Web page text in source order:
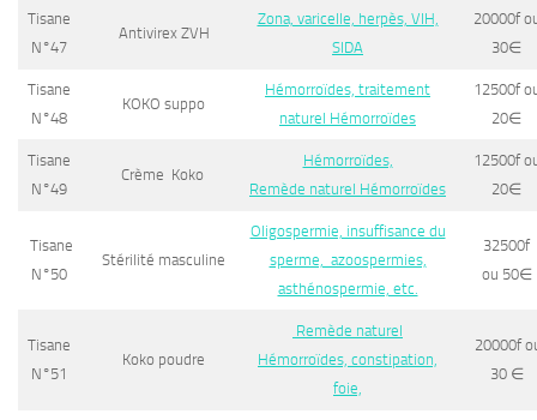
Tisane
N°47
Antivirex ZVH
Zona, varicelle, herpès, VIH,
SIDA
20000f
30∈
Tisane
N°48
KOKO suppo
Hémorroïdes, traitement
naturel Hémorroïdes
12500f
20∈
Tisane
N°49
Crème Koko
Hémorroïdes,
Remède naturel Hémorroïdes
12500f
20∈
Tisane
N°50
Stérilité masculine
Oligospermie, insuffisance du
sperme, azoospermies,
asthénospermie, etc.
32500f
ou 50∈
Tisane
N°51
Koko poudre
Remède naturel
Hémorroïdes, constipation,
foie,
20000f
30 ∈